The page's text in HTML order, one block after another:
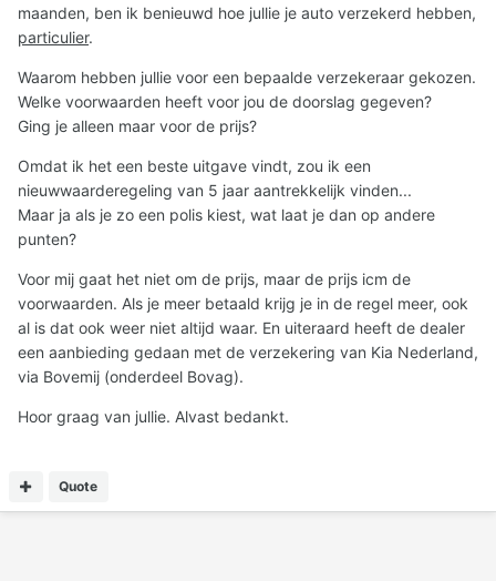
maanden, ben ik benieuwd hoe jullie je auto verzekerd hebben,
particulier.
Waarom hebben jullie voor een bepaalde verzekeraar gekozen.
Welke voorwaarden heeft voor jou de doorslag gegeven?
Ging je alleen maar voor de prijs?
Omdat ik het een beste uitgave vindt, zou ik een
nieuwwaarderegeling van 5 jaar aantrekkelijk vinden...
Maar ja als je zo een polis kiest, wat laat je dan op andere
punten?
Voor mij gaat het niet om de prijs, maar de prijs icm de
voorwaarden. Als je meer betaald krijg je in de regel meer, ook
al is dat ook weer niet altijd waar. En uiteraard heeft de dealer
een aanbieding gedaan met de verzekering van Kia Nederland,
via Bovemij (onderdeel Bovag).
Hoor graag van jullie. Alvast bedankt.
Quote